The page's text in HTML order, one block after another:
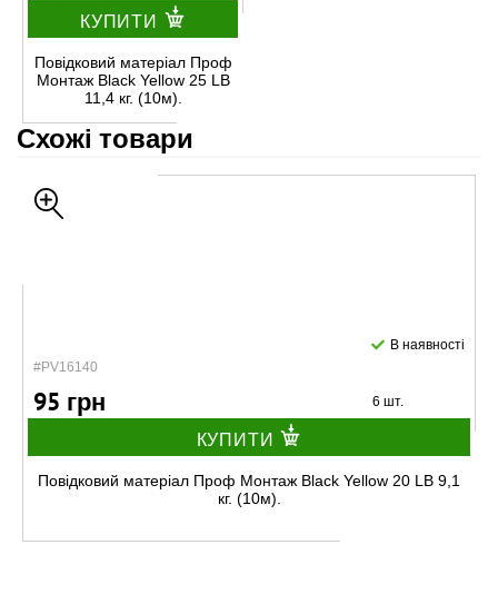
КУПИТИ
Повідковий матеріал Проф
Монтаж Black Yellow 25 LB
11,4 кг. (10м).
Схожі товари
#PV16140
В наявності
95 грн 6 шт.
КУПИТИ
Повідковий матеріал Проф Монтаж Black Yellow 20 LB 9,1
кг. (10м).